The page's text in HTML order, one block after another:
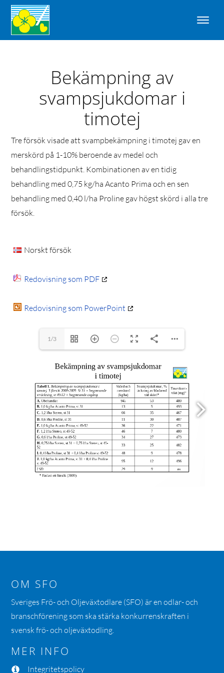
Bekämpning av
svampsjukdomar i
timotej
Tre försök visade att svampbekämpning i timotej gav en
merskörd på 1-10% beroende av medel och
behandlingstidpunkt. Kombinationen av en tidig
behandling med 0,75 kg/ha Acanto Prima och en sen
behandling med 0,40 l/ha Proline gav högst skörd i alla tre
försök.
Norskt försök
Redovisning som PDF
Redovisning som PowerPoint
1/3
OM SFO
Sveriges Frö- och Oljeväxtodlare (SFO) är en odlar- och
branschförening som ska stärka konkurrenskraften i
svensk frö- och oljeväxtodling.
MER INFO
Integritetspolicy